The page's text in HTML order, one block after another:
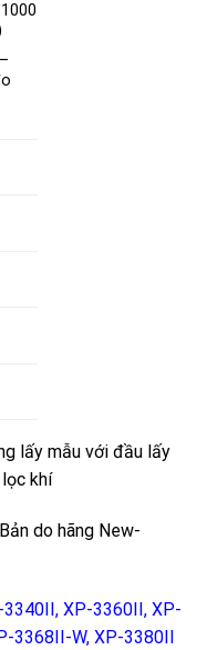
lấy mẫu với đầu lấy
khí
do hãng New-
3340II, XP-3360II, XP-
3368II-W, XP-3380II